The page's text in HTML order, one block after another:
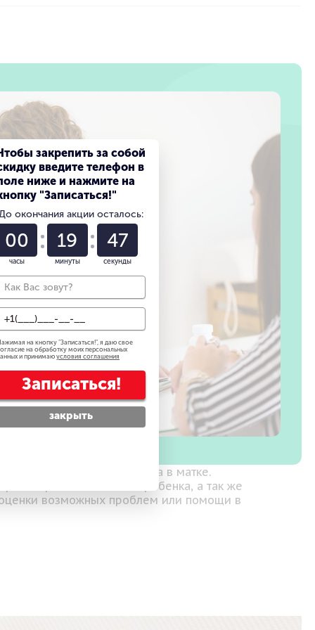
изображений плода в матке.
и развитие вашего ребенка, а так же
оценки возможных проблем или помощи в
закрепить за собой
введите телефон в
ниже и нажмите на
"Записаться!"
окончания акции осталось:
00
часы
19
минуты
45
секунды
на кнопку "Записаться!", я даю свое
на обработку моих персональных
и принимаю условия соглашения
Записаться!
закрыть